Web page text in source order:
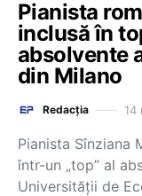
Pianista
inclusă în
absolvente
din Milano
Redacția 14
Pianista Sînziana
într-un „top” al
Universității de